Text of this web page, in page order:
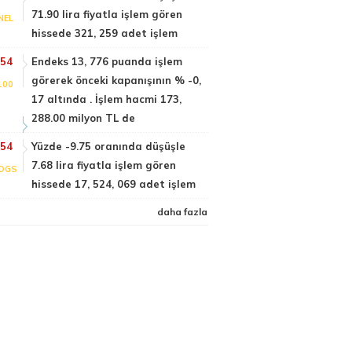
71.90 lira fiyatla işlem gören
hissede 321, 259 adet işlem
Endeks 13, 776 puanda işlem
görerek önceki kapanışının % -0,
17 altında . İşlem hacmi 173,
288.00 milyon TL de
Yüzde -9.75 oranında düşüşle
7.68 lira fiyatla işlem gören
hissede 17, 524, 069 adet işlem
daha fazla